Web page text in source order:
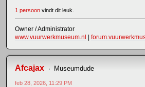
1 persoon vindt dit leuk.
Owner / Administrator
www.vuurwerkmuseum.nl
Afcajax Museumdude
feb 28, 2026, 11:29 PM